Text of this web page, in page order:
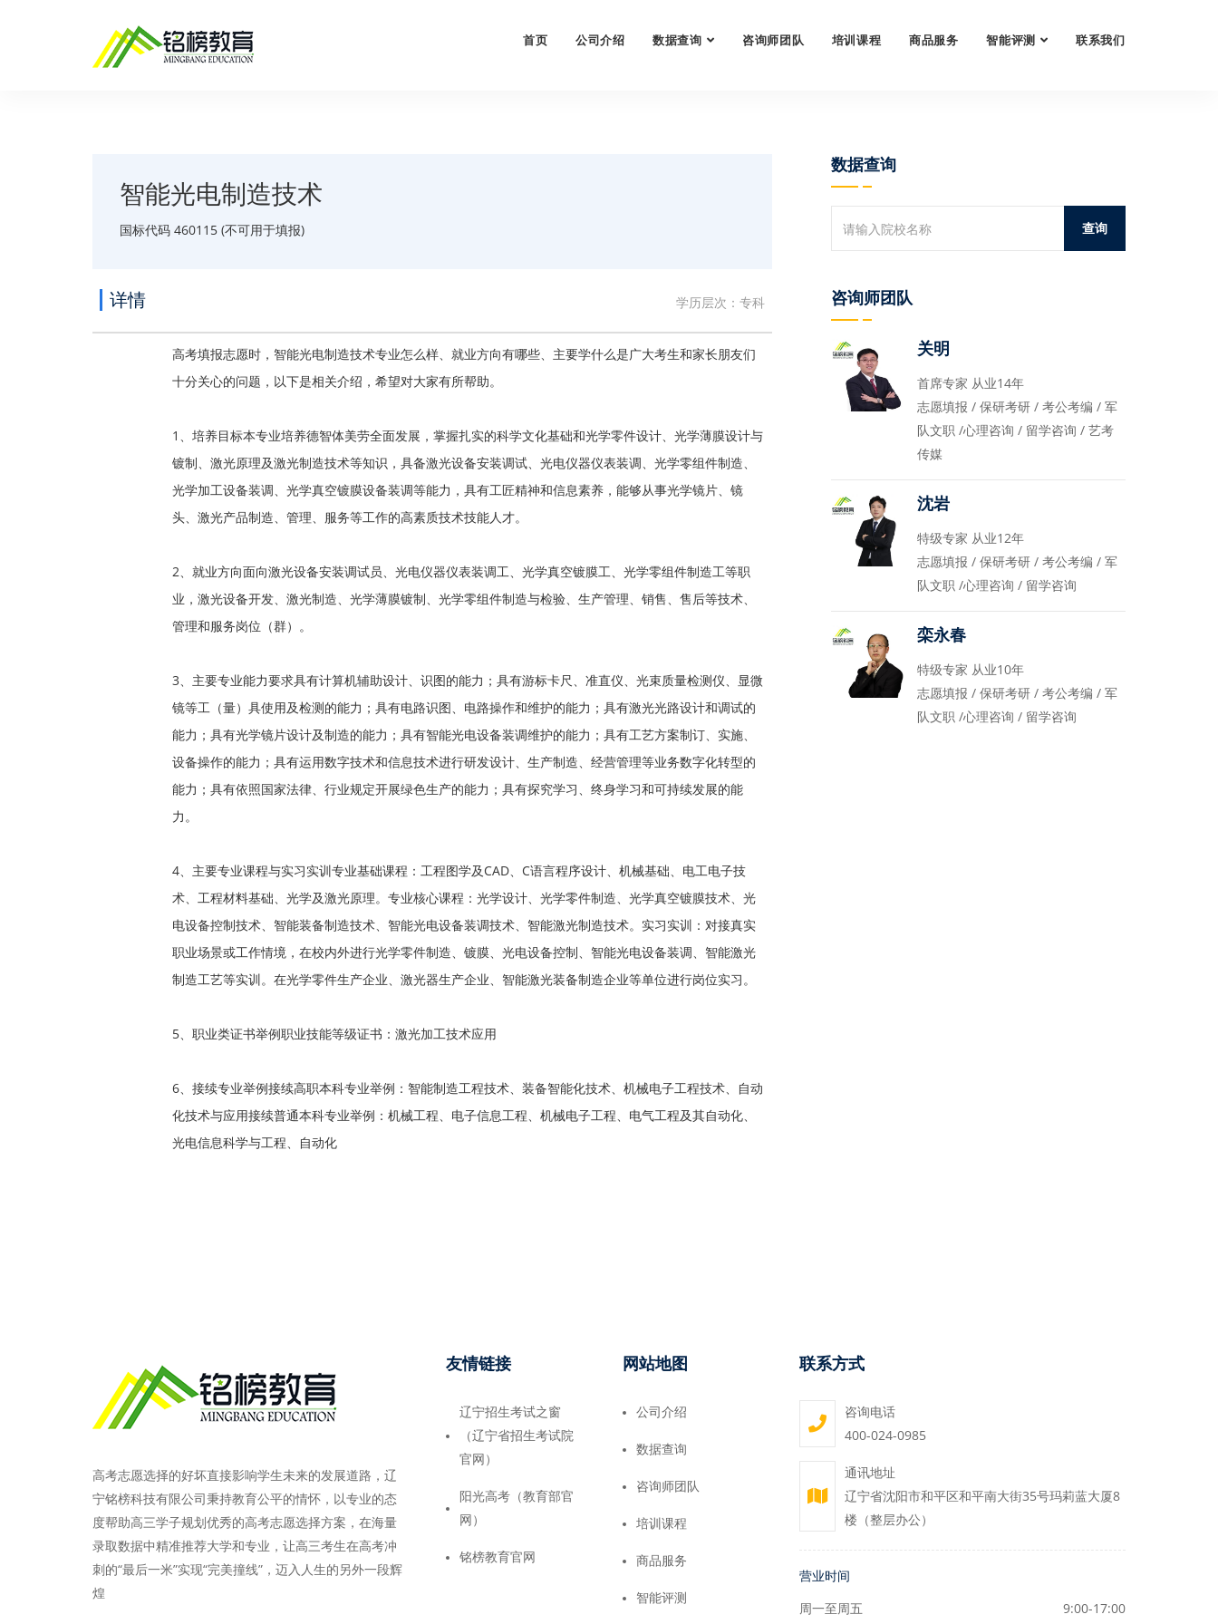
首页 公司介绍 数据查询 咨询师团队 培训课程 商品服务 智能评测 联系我们
智能光电制造技术
国标代码 460115 (不可用于填报)
详情 学历层次：专科
高考填报志愿时，智能光电制造技术专业怎么样、就业方向有哪些、主要学什么是广大考生和家长朋友们
十分关心的问题，以下是相关介绍，希望对大家有所帮助。
1、培养目标本专业培养德智体美劳全面发展，掌握扎实的科学文化基础和光学零件设计、光学薄膜设计与
镀制、激光原理及激光制造技术等知识，具备激光设备安装调试、光电仪器仪表装调、光学零组件制造、
光学加工设备装调、光学真空镀膜设备装调等能力，具有工匠精神和信息素养，能够从事光学镜片、镜
头、激光产品制造、管理、服务等工作的高素质技术技能人才。
2、就业方向面向激光设备安装调试员、光电仪器仪表装调工、光学真空镀膜工、光学零组件制造工等职
业，激光设备开发、激光制造、光学薄膜镀制、光学零组件制造与检验、生产管理、销售、售后等技术、
管理和服务岗位（群）。
3、主要专业能力要求具有计算机辅助设计、识图的能力；具有游标卡尺、准直仪、光束质量检测仪、显微
镜等工（量）具使用及检测的能力；具有电路识图、电路操作和维护的能力；具有激光光路设计和调试的
能力；具有光学镜片设计及制造的能力；具有智能光电设备装调维护的能力；具有工艺方案制订、实施、
设备操作的能力；具有运用数字技术和信息技术进行研发设计、生产制造、经营管理等业务数字化转型的
能力；具有依照国家法律、行业规定开展绿色生产的能力；具有探究学习、终身学习和可持续发展的能
力。
4、主要专业课程与实习实训专业基础课程：工程图学及CAD、C语言程序设计、机械基础、电工电子技
术、工程材料基础、光学及激光原理。专业核心课程：光学设计、光学零件制造、光学真空镀膜技术、光
电设备控制技术、智能装备制造技术、智能光电设备装调技术、智能激光制造技术。实习实训：对接真实
职业场景或工作情境，在校内外进行光学零件制造、镀膜、光电设备控制、智能光电设备装调、智能激光
制造工艺等实训。在光学零件生产企业、激光器生产企业、智能激光装备制造企业等单位进行岗位实习。
5、职业类证书举例职业技能等级证书：激光加工技术应用
6、接续专业举例接续高职本科专业举例：智能制造工程技术、装备智能化技术、机械电子工程技术、自动
化技术与应用接续普通本科专业举例：机械工程、电子信息工程、机械电子工程、电气工程及其自动化、
光电信息科学与工程、自动化
数据查询
咨询师团队
关明
首席专家 从业14年
志愿填报 / 保研考研 / 考公考编 / 军
队文职 /心理咨询 / 留学咨询 / 艺考
传媒
沈岩
特级专家 从业12年
志愿填报 / 保研考研 / 考公考编 / 军
队文职 /心理咨询 / 留学咨询
栾永春
特级专家 从业10年
志愿填报 / 保研考研 / 考公考编 / 军
队文职 /心理咨询 / 留学咨询
高考志愿选择的好坏直接影响学生未来的发展道路，辽
宁铭榜科技有限公司秉持教育公平的情怀，以专业的态
度帮助高三学子规划优秀的高考志愿选择方案，在海量
录取数据中精准推荐大学和专业，让高三考生在高考冲
刺的“最后一米”实现“完美撞线”，迈入人生的另外一段辉
煌
友情链接
辽宁招生考试之窗
（辽宁省招生考试院
官网）
阳光高考（教育部官
网）
铭榜教育官网
网站地图
公司介绍
数据查询
咨询师团队
培训课程
商品服务
智能评测
联系方式
咨询电话
400-024-0985
通讯地址
辽宁省沈阳市和平区和平南大街35号玛莉蓝大厦8
楼（整层办公）
营业时间
周一至周五 9:00-17:00